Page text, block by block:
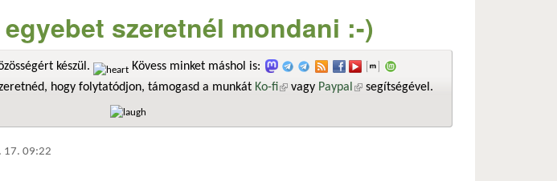
szeretnél mondani :-)
készül.
Kövess minket máshol is:
hogy folytatódjon, támogasd a munkát Ko-fi(külső hivatkozás)
vagy Paypal (külső hivatkozás)
segítségével.
17. 09:22